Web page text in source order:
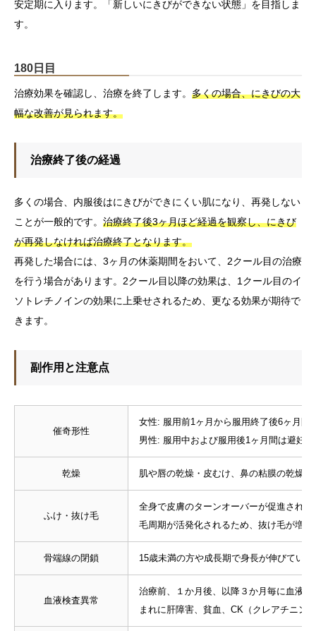
安定期に入ります。「新しいにきびができない状態」を目指しま
す。
180日目
治療効果を確認し、治療を終了します。 多くの場合、にきびの大
幅な改善が見られます。
治療終了後の経過
多くの場合、内服後はにきびができにくい肌になり、再発しない
ことが一般的です。 治療終了後3ヶ月ほど経過を観察し、にきび
が再発しなければ治療終了となります。
再発した場合には、3ヶ月の休薬期間をおいて、2クール目の治療
を行う場合があります。2クール目以降の効果は、1クール目のイ
ソトレチノインの効果に上乗せされるため、更なる効果が期待で
きます。
副作用と注意点
催奇形性
女性: 服用前1ヶ月から服用終了後6ヶ月間
男性: 服用中および服用後1ヶ月間は避妊
乾燥 肌や唇の乾燥・皮むけ、鼻の粘膜の乾燥
ふけ・抜け毛
全身で皮膚のターンオーバーが促進され
毛周期が活発化されるため、抜け毛が増
骨端線の閉鎖 15歳未満の方や成長期で身長が伸びてい
血液検査異常
治療前、１か月後、以降３か月毎に血液
まれに肝障害、貧血、CK（クレアチニン